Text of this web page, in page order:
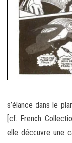
s’élance dans le
[cf. French
elle découvre une